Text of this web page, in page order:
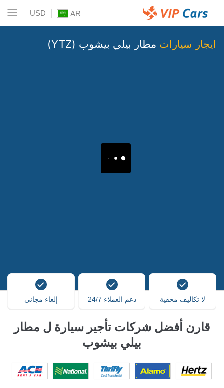
AR
USD
ايجار سيارات مطار بيلي بيشوب (YTZ)
لا تكاليف مخفية دعم العملاء 24/7 إلغاء مجاني
قارن أفضل شركات تأجير سيارة ل مطار
بيلي بيشوب